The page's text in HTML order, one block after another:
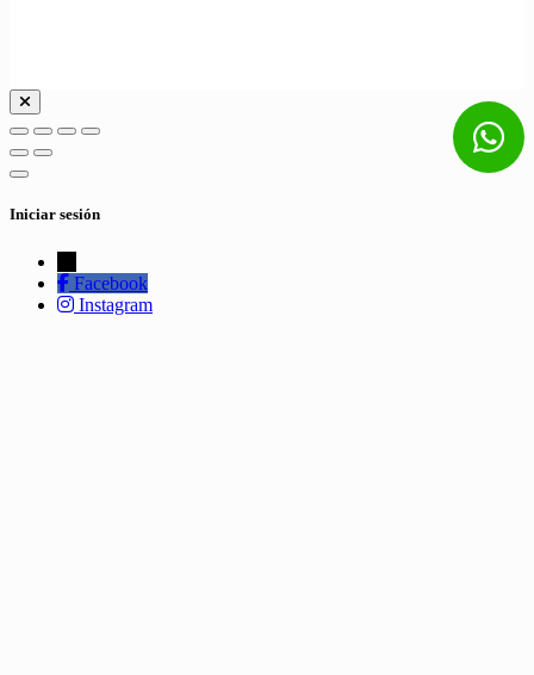
Iniciar sesión
Facebook
Instagram